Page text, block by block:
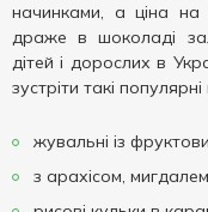
начинками, а ціна на
драже в шоколаді
дітей і дорослих в
зустріти такі
жувальні із
з арахісом,